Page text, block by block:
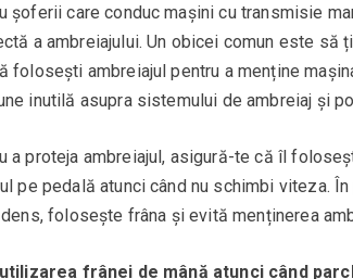
șoferii care conduc mașini cu transmisie
a ambreiajului. Un obicei comun este să
folosești ambreiajul pentru a menține
inutilă asupra sistemului de ambreiaj și
a proteja ambreiajul, asigură-te că îl
pe pedală atunci când nu schimbi viteza.
folosește frâna și evită menținerea
frânei de mână atunci când